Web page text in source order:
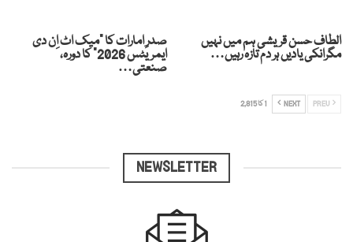
الطاف حسن قریشی ہم میں نہیں
مگرانکی یادیں ہر دم تازہ رہیں…
صدرِ امارات کا “میک اٹ اِن دی
ایمریٹس 2026” کا دورہ،
صنعتی…
NEXT 1 کا 2,815
NEWSLETTER